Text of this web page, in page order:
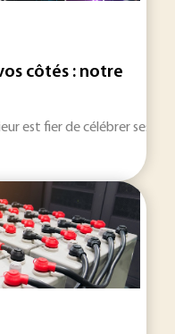
côtés : notre
est fier de célébrer ses